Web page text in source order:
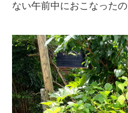
ない午前中におこなった